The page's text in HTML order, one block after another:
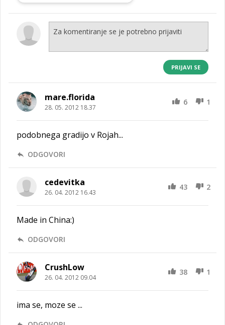
PRIJAVI SE
mare.florida
28. 05. 2012 18.37
6 1
podobnega gradijo v Rojah...
ODGOVORI
cedevitka
26. 04. 2012 16.43
43 2
Made in China:)
ODGOVORI
CrushLow
26. 04. 2012 09.04
38 1
ima se, moze se ...